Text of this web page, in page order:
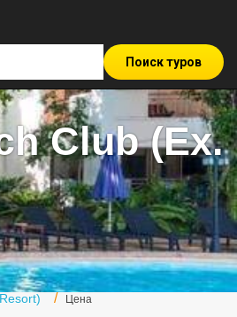
Поиск туров
Club (Ex.
Цена